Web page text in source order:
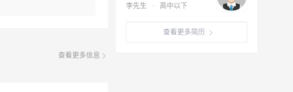
查看更多信息
李先生 · 高中以下
查看更多简历